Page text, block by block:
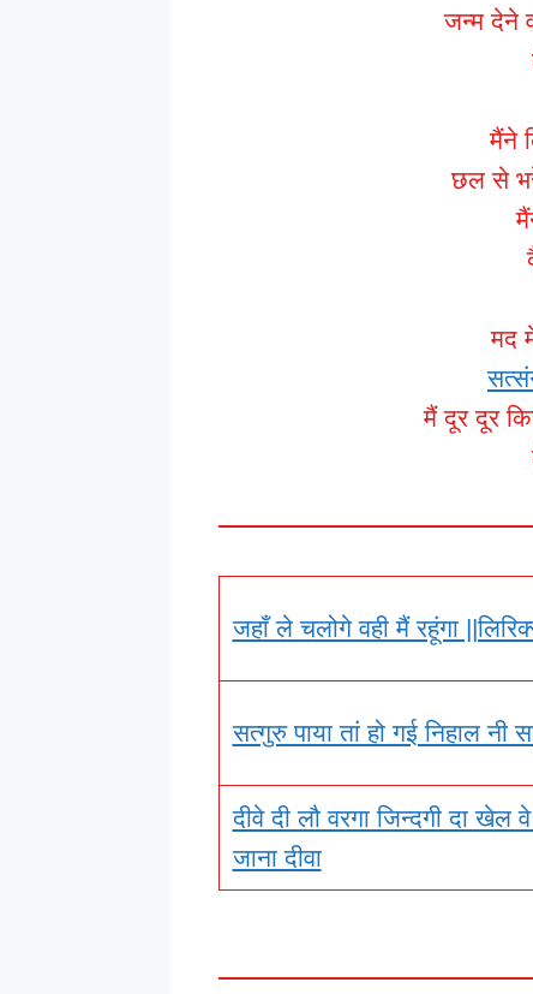
जन्म देने
मैंने
छल से भरे
मद
मैं दूर दूर
जहाँ ले चलोगे वही मैं रहूंगा
सत्गुरु पाया तां हो गई निहाल नी
दीवे दी लौ वरगा जिन्दगी दा खेल
जाना दीवा